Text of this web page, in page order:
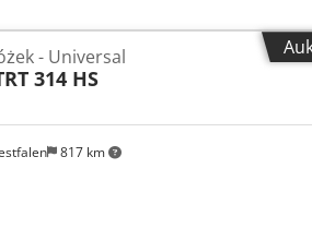
całkowita:24 000 kg, Stół obrotowy z
maszyny z drzwiami dla łatwego dostępu
Podwójny przenośnik wiórów
X: 3500 mm Oś Y: 1200 mm Oś Z: 1400
stołu: 4000 kg Średnica stołu: 800 mm
oś Z: 20000 mm/min. Uchwyt
min Magazyn narzędzi: 30 Liczba
Tak Długość: 8900 mm Dcodozl
817 km
- Universal
314 HS